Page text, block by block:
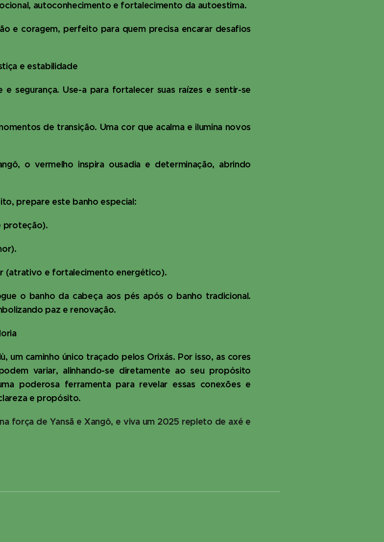
autoconhecimento e fortalecimento da autoestima.
e coragem, perfeito para quem precisa encarar desafios
e estabilidade
segurança. Use-a para fortalecer suas raízes e sentir-se
de transição. Uma cor que acalma e ilumina novos
o vermelho inspira ousadia e determinação, abrindo
prepare este banho especial:
proteção).
(atrativo e fortalecimento energético).
o banho da cabeça aos pés após o banho tradicional.
paz e renovação.
um caminho único traçado pelos Orixás. Por isso, as cores
variar, alinhando-se diretamente ao seu propósito
poderosa ferramenta para revelar essas conexões e
e propósito.
força de Yansã e Xangô, e viva um 2025 repleto de axé e